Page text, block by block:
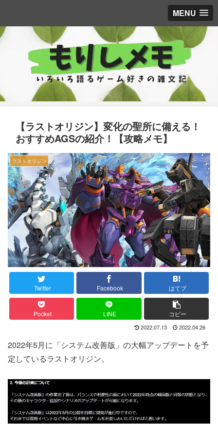
MENU
【ラストオリジン】変化の聖所に備える！
おすすめAGSの紹介！【攻略メモ】
ラストオリジン
Twitter Facebook はてブ
Pocket LINE コピー
2022.07.13 2022.04.26
2022年5月に「システム改善版」の大幅アップデートを予
定しているラストオリジン。